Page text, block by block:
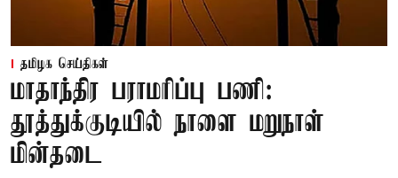
தமிழக செய்திகள்
மாதாந்திர பராமரிப்பு பணி:
தூத்துக்குடியில் நாளை மறுநாள்
மின்தடை